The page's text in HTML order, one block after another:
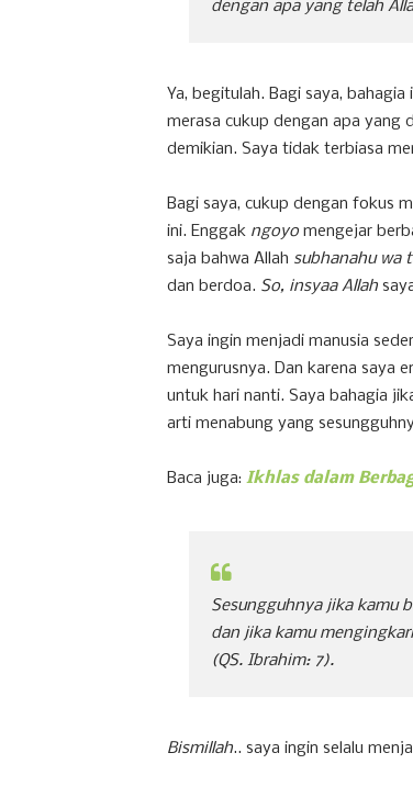
dengan apa yang telah
Ya, begitulah. Bagi saya,
merasa cukup dengan apa yang
demikian. Saya tidak terbiasa
Bagi saya, cukup dengan fokus
ini. Enggak ngoyo mengejar
saja bahwa Allah subhanahu wa
dan berdoa. So, insyaa Allah
Saya ingin menjadi manusia
mengurusnya. Dan karena saya
untuk hari nanti. Saya bahagia
arti menabung yang
Baca juga: Ikhlas dalam
Sesungguhnya jika kamu
dan jika kamu
(QS. Ibrahim: 7).
Bismillah.. saya ingin selalu